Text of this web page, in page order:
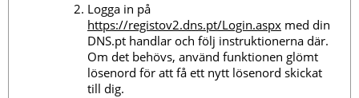
Logga in på
https://registov2.dns.pt/Login.aspx med din
DNS.pt handlar och följ instruktionerna där.
Om det behövs, använd funktionen glömt
lösenord för att få ett nytt lösenord skickat
till dig.